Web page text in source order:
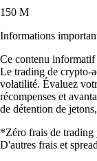
150 M
Informations
Ce contenu informatif
Le trading de crypto-
volatilité. Évaluez
récompenses et
de détention de
*Zéro frais de
D'autres frais et